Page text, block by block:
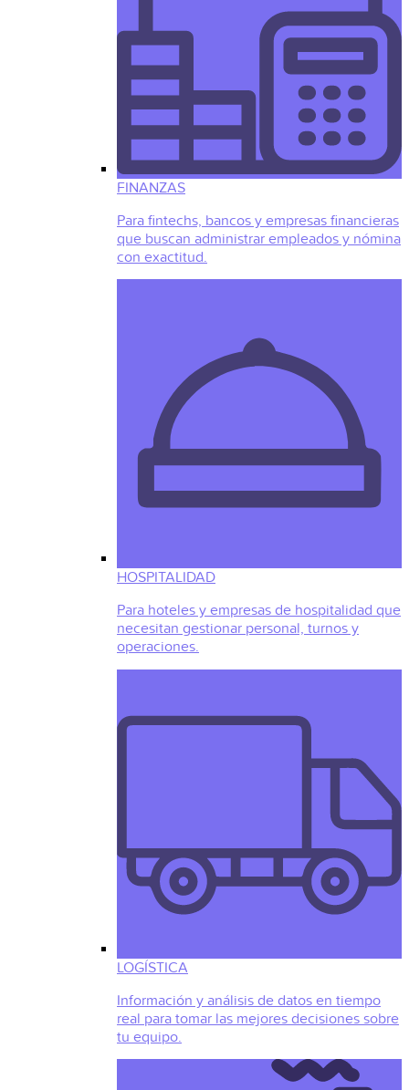
FINANZAS
Para fintechs, bancos y empresas financieras
que buscan administrar empleados y nómina
con exactitud.
HOSPITALIDAD
Para hoteles y empresas de hospitalidad que
necesitan gestionar personal, turnos y
operaciones.
LOGÍSTICA
Información y análisis de datos en tiempo
real para tomar las mejores decisiones sobre
tu equipo.